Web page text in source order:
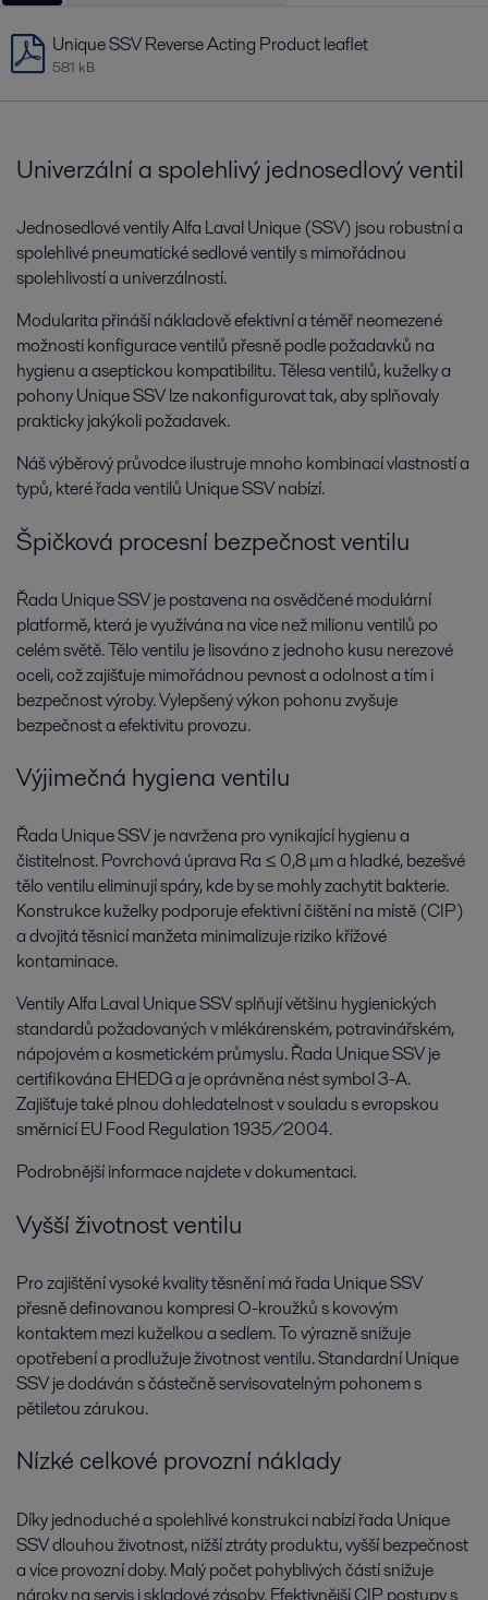
Unique SSV Reverse Acting Product leaflet
581 kB
Univerzální a spolehlivý jednosedlový ventil
Jednosedlové ventily Alfa Laval Unique (SSV) jsou robustní a
spolehlivé pneumatické sedlové ventily s mimořádnou
spolehlivostí a univerzálností.
Modularita přináší nákladově efektivní a téměř neomezené
možnosti konfigurace ventilů přesně podle požadavků na
hygienu a aseptickou kompatibilitu. Tělesa ventilů, kuželky a
pohony Unique SSV lze nakonfigurovat tak, aby splňovaly
prakticky jakýkoli požadavek.
Náš výběrový průvodce ilustruje mnoho kombinací vlastností a
typů, které řada ventilů Unique SSV nabízí.
Špičková procesní bezpečnost ventilu
Řada Unique SSV je postavena na osvědčené modulární
platformě, která je využívána na více než milionu ventilů po
celém světě. Tělo ventilu je lisováno z jednoho kusu nerezové
oceli, což zajišťuje mimořádnou pevnost a odolnost a tím i
bezpečnost výroby. Vylepšený výkon pohonu zvyšuje
bezpečnost a efektivitu provozu.
Výjimečná hygiena ventilu
Řada Unique SSV je navržena pro vynikající hygienu a
čistitelnost. Povrchová úprava Ra ≤ 0,8 μm a hladké, bezešvé
tělo ventilu eliminují spáry, kde by se mohly zachytit bakterie.
Konstrukce kuželky podporuje efektivní čištění na místě (CIP)
a dvojitá těsnicí manžeta minimalizuje riziko křížové
kontaminace.
Ventily Alfa Laval Unique SSV splňují většinu hygienických
standardů požadovaných v mlékárenském, potravinářském,
nápojovém a kosmetickém průmyslu. Řada Unique SSV je
certifikována EHEDG a je oprávněna nést symbol 3-A.
Zajišťuje také plnou dohledatelnost v souladu s evropskou
směrnicí EU Food Regulation 1935/2004.
Podrobnější informace najdete v dokumentaci.
Vyšší životnost ventilu
Pro zajištění vysoké kvality těsnění má řada Unique SSV
přesně definovanou kompresi O-kroužků s kovovým
kontaktem mezi kuželkou a sedlem. To výrazně snižuje
opotřebení a prodlužuje životnost ventilu. Standardní Unique
SSV je dodáván s částečně servisovatelným pohonem s
pětiletou zárukou.
Nízké celkové provozní náklady
Díky jednoduché a spolehlivé konstrukci nabízí řada Unique
SSV dlouhou životnost, nižší ztráty produktu, vyšší bezpečnost
a více provozní doby. Malý počet pohyblivých částí snižuje
nároky na servis i skladové zásoby. Efektivnější CIP postupy s